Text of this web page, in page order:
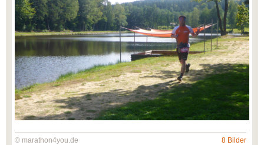
© marathon4you.de 8 Bilder